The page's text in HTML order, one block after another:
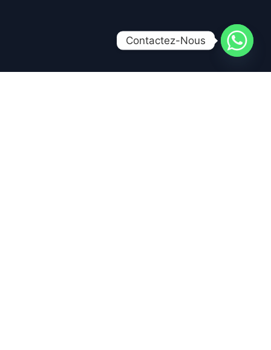
Contactez-Nous